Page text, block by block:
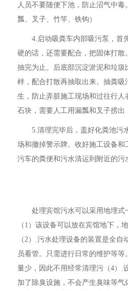
人员不要随便下池，防止沼气中
瓢、叉子、竹竿、铁钩）
4.启动吸粪车内部吸污泵，首
硬的话，还需要配合，把固体打散
抽完为止。后底部沉淀淤泥和垃
样，配合打散再抽取出来。抽粪吸
生，防止弄脏施工现场和过往行人
石块，需要人工用漏瓢和叉子捞出
5.清理完毕后，盖好化粪池污
场和撤掉警示牌。收好施工设备和
污车的粪便和污水清运到附近的污
处理宾馆污水可以采用地埋式
（1）该设备可以放在宾馆地下，
（2）.污水处理设备的装置是全自
员看管。只需进行日常的维护等
量少，因此不用经常清理污（4）.
加了除臭设施，不会产生臭味等